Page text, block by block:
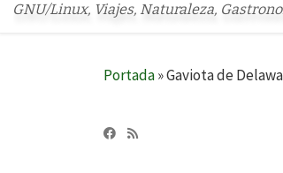
GNU/Linux, Viajes, Naturaleza,
Portada»Gaviota de